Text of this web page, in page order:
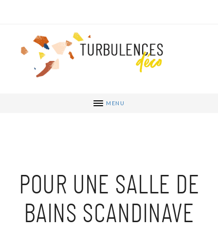
MENU
POUR UNE SALLE DE
BAINS SCANDINAVE